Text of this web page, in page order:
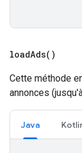
loadAds( )
Cette méthode
annonces
Java